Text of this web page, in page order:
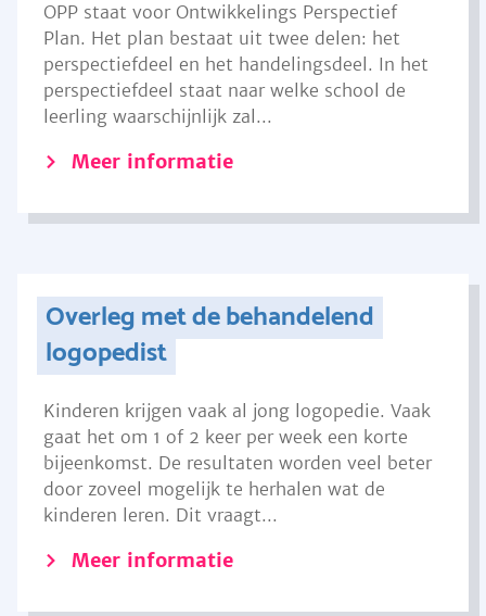
OPP staat voor Ontwikkelings Perspectief
Plan. Het plan bestaat uit twee delen: het
perspectiefdeel en het handelingsdeel. In het
perspectiefdeel staat naar welke school de
leerling waarschijnlijk zal...
Meer informatie
Overleg met de behandelend
logopedist
Kinderen krijgen vaak al jong logopedie. Vaak
gaat het om 1 of 2 keer per week een korte
bijeenkomst. De resultaten worden veel beter
door zoveel mogelijk te herhalen wat de
kinderen leren. Dit vraagt...
Meer informatie